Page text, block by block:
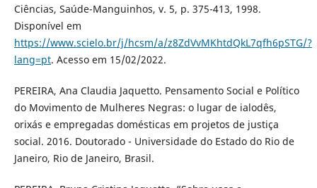
Ciências, Saúde-Manguinhos, v. 5, p. 375-413, 1998.
Disponível em
https://www.scielo.br/j/hcsm/a/z8ZdVvMKhtdQkL7qfh6pSTG/?
lang=pt. Acesso em 15/02/2022.
PEREIRA, Ana Claudia Jaquetto. Pensamento Social e Político
do Movimento de Mulheres Negras: o lugar de ialodês,
orixás e empregadas domésticas em projetos de justiça
social. 2016. Doutorado - Universidade do Estado do Rio de
Janeiro, Rio de Janeiro, Brasil.